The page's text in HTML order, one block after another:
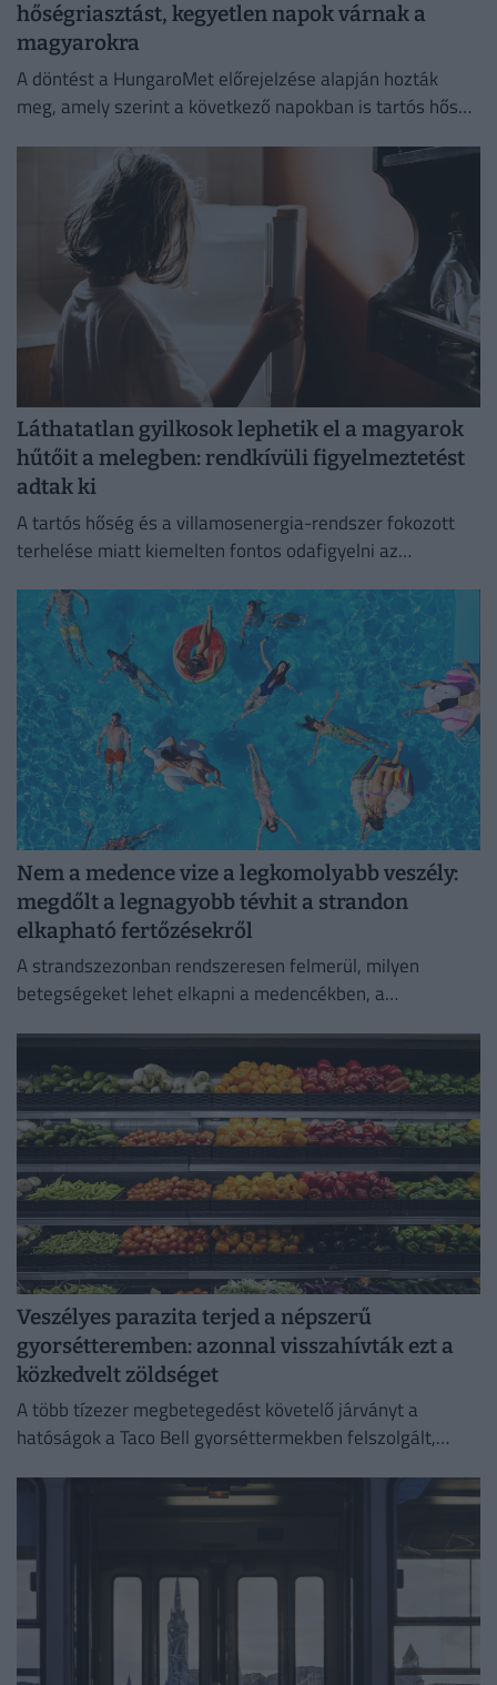
hőségriasztást, kegyetlen napok várnak a
magyarokra
A döntést a HungaroMet előrejelzése alapján hozták
meg, amely szerint a következő napokban is tartós hőség
Láthatatlan gyilkosok lephetik el a magyarok
hűtőit a melegben: rendkívüli figyelmeztetést
adtak ki
A tartós hőség és a villamosenergia-rendszer fokozott
terhelése miatt kiemelten fontos odafigyelni az
Nem a medence vize a legkomolyabb veszély:
megdőlt a legnagyobb tévhit a strandon
elkapható fertőzésekről
A strandszezonban rendszeresen felmerül, milyen
betegségeket lehet elkapni a medencékben, a
Veszélyes parazita terjed a népszerű
gyorsétteremben: azonnal visszahívták ezt a
közkedvelt zöldséget
A több tízezer megbetegedést követelő járványt a
hatóságok a Taco Bell gyorséttermekben felszolgált,